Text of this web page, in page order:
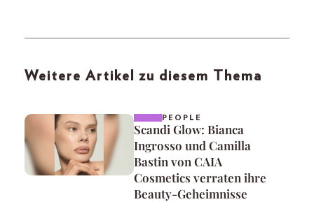
Weitere Artikel zu diesem Thema
PEOPLE
Scandi Glow: Bianca
Ingrosso und Camilla
Bastin von CAIA
Cosmetics verraten ihre
Beauty-Geheimnisse